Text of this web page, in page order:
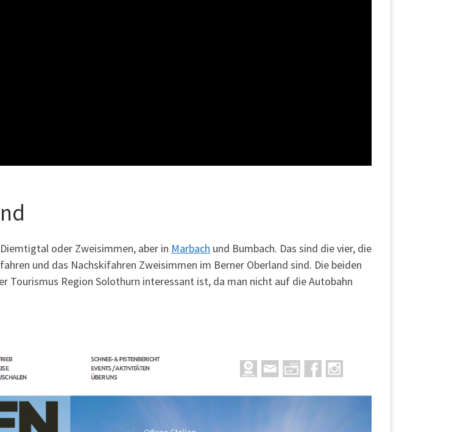
oder Zweisimmen, aber in Marbach und Bumbach. Das sind die vier, die
und das Nachskifahren Zweisimmen im Berner Oberland sind. Die beiden
Tourismus Region Solothurn interessant ist, da man nicht auf die Autobahn